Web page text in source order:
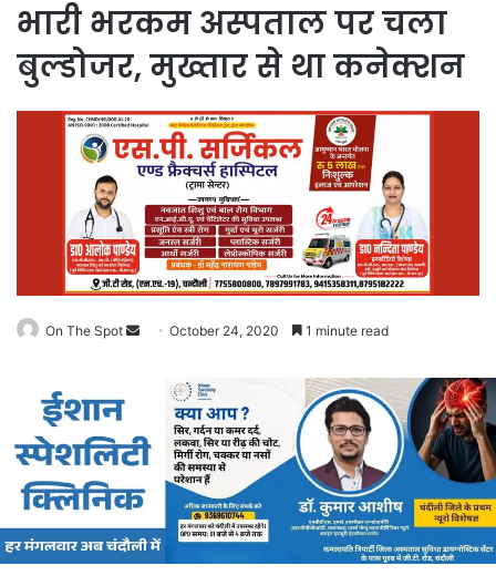
भारी भरकम अस्पताल पर चला
बुल्डोजर, मुख्तार से था कनेक्शन
On The Spot
SendOctober 24, 2020 1 minute read